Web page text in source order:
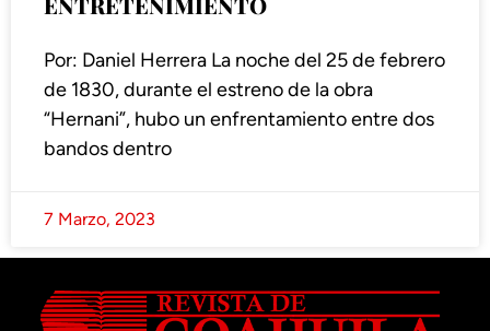
Por: Daniel Herrera La noche del 25 de febrero
de 1830, durante el estreno de la obra
“Hernani”, hubo un enfrentamiento entre dos
bandos dentro
7 Marzo, 2023